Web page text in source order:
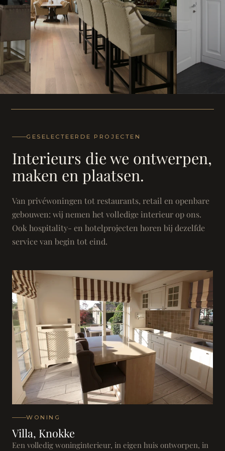
Landhuis - Grimbergen
GESELECTEERDE PROJECTEN
Interieurs die we ontwerpen,
maken en plaatsen.
Van privéwoningen tot restaurants, retail en openbare
gebouwen: wij nemen het volledige interieur op ons.
Ook hospitality- en hotelprojecten horen bij dezelfde
service van begin tot eind.
WONING
Villa, Knokke
Een volledig woninginterieur, in eigen huis ontworpen, in